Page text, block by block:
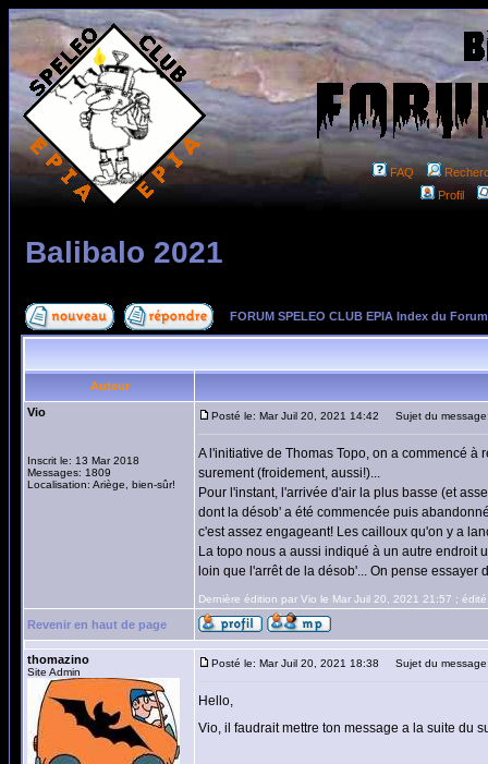
FAQ
Profil
Balibalo 2021
FORUM SPELEO CLUB EPIA Index du Forum
Auteur
Vio
Inscrit le: 13 Mar 2018
Messages: 1809
Localisation: Ariège, bien-sûr!
Posté le: Mar Juil 20, 2021 14:42 Sujet du
A l'initiative de Thomas Topo, on a commencé
surement (froidement, aussi!)...
Pour l'instant, l'arrivée d'air la plus basse (et
dont la désob' a été commencée puis
c'est assez engageant! Les cailloux qu'on y a
La topo nous a aussi indiqué à un autre endroit
loin que l'arrêt de la désob'... On pense
Dernière édition par Vio le Mar Juil 20, 2021 21:57 ;
Revenir en haut de page
thomazino
Site Admin
Posté le: Mar Juil 20, 2021 18:38 Sujet du
Hello,
Vio, il faudrait mettre ton message a la suite du